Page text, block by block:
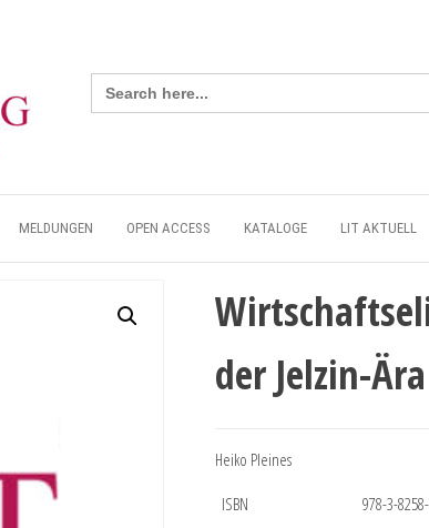
Search
for:
MELDUNGEN OPEN ACCESS KATALOGE LIT AKTUELL
der Jelzin-
Heiko Pleines
ISBN
978-3-